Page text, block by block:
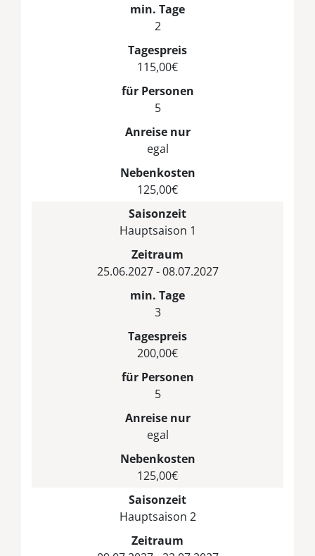
min. Tage
2
Tagespreis
115,00€
für Personen
5
Anreise nur
egal
Nebenkosten
125,00€
Saisonzeit
Hauptsaison 1
Zeitraum
25.06.2027 - 08.07.2027
min. Tage
3
Tagespreis
200,00€
für Personen
5
Anreise nur
egal
Nebenkosten
125,00€
Saisonzeit
Hauptsaison 2
Zeitraum